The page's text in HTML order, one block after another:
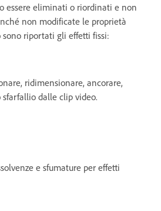
essere eliminati o riordinati e non
non modificate le proprietà
riportati gli effetti fissi:
ridimensionare, ancorare,
dalle clip video.
e sfumature per effetti